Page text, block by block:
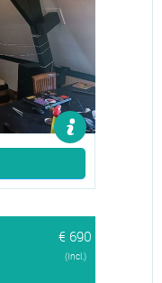
€ 690
(Incl.)